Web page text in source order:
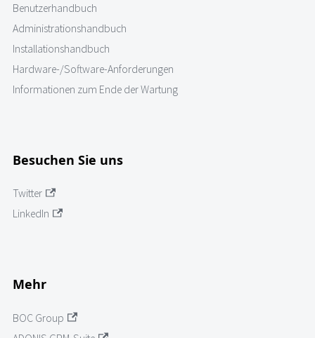
Benutzerhandbuch
Administrationshandbuch
Installationshandbuch
Hardware-/Software-Anforderungen
Informationen zum Ende der Wartung
Besuchen Sie uns
Twitter
LinkedIn
Mehr
BOC Group